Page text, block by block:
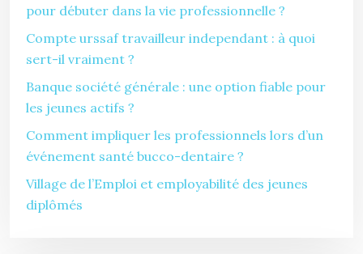
pour débuter dans la vie professionnelle ?
Compte urssaf travailleur independant : à quoi
sert-il vraiment ?
Banque société générale : une option fiable pour
les jeunes actifs ?
Comment impliquer les professionnels lors d’un
événement santé bucco-dentaire ?
Village de l’Emploi et employabilité des jeunes
diplômés